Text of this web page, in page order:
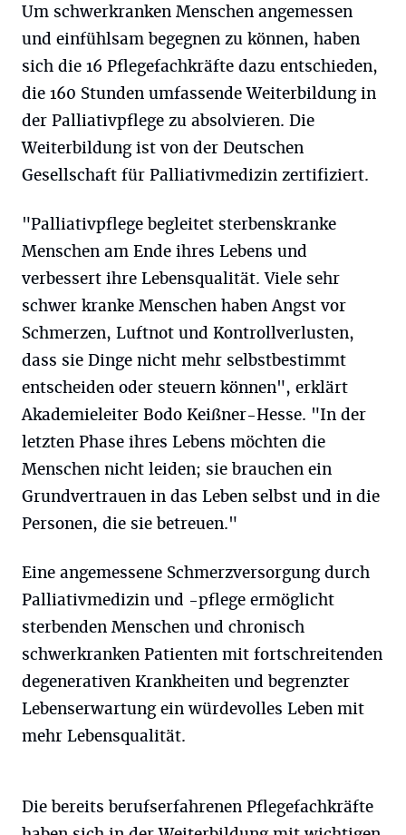
Um schwerkranken Menschen angemessen
und einfühlsam begegnen zu können, haben
sich die 16 Pflegefachkräfte dazu entschieden,
die 160 Stunden umfassende Weiterbildung in
der Palliativpflege zu absolvieren. Die
Weiterbildung ist von der Deutschen
Gesellschaft für Palliativmedizin zertifiziert.
"Palliativpflege begleitet sterbenskranke
Menschen am Ende ihres Lebens und
verbessert ihre Lebensqualität. Viele sehr
schwer kranke Menschen haben Angst vor
Schmerzen, Luftnot und Kontrollverlusten,
dass sie Dinge nicht mehr selbstbestimmt
entscheiden oder steuern können", erklärt
Akademieleiter Bodo Keißner-Hesse. "In der
letzten Phase ihres Lebens möchten die
Menschen nicht leiden; sie brauchen ein
Grundvertrauen in das Leben selbst und in die
Personen, die sie betreuen."
Eine angemessene Schmerzversorgung durch
Palliativmedizin und -pflege ermöglicht
sterbenden Menschen und chronisch
schwerkranken Patienten mit fortschreitenden
degenerativen Krankheiten und begrenzter
Lebenserwartung ein würdevolles Leben mit
mehr Lebensqualität.
Die bereits berufserfahrenen Pflegefachkräfte